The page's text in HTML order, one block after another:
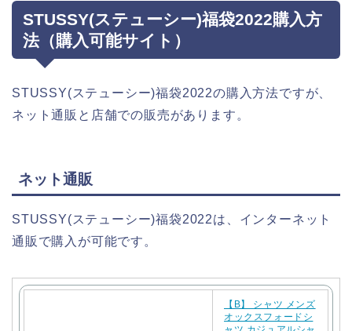
STUSSY(ステューシー)福袋2022購入方
法（購入可能サイト）
STUSSY(ステューシー)福袋2022の購入方法ですが、
ネット通販と店舗での販売があります。
ネット通販
STUSSY(ステューシー)福袋2022は、インターネット
通販で購入が可能です。
【B】 シャツ メンズ
オックスフォードシ